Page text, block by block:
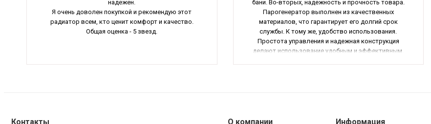
надежен.
Я очень доволен покупкой и рекомендую этот
радиатор всем, кто ценит комфорт и качество.
Общая оценка - 5 звезд.
бани. Во-вторых, надежность и прочность товара.
Парогенератор выполнен из качественных
материалов, что гарантирует его долгий срок
службы. К тому же, удобство использования.
Простота управления и надежная конструкция
делают использование удобным и эффективным.
Контакты О компании Информация